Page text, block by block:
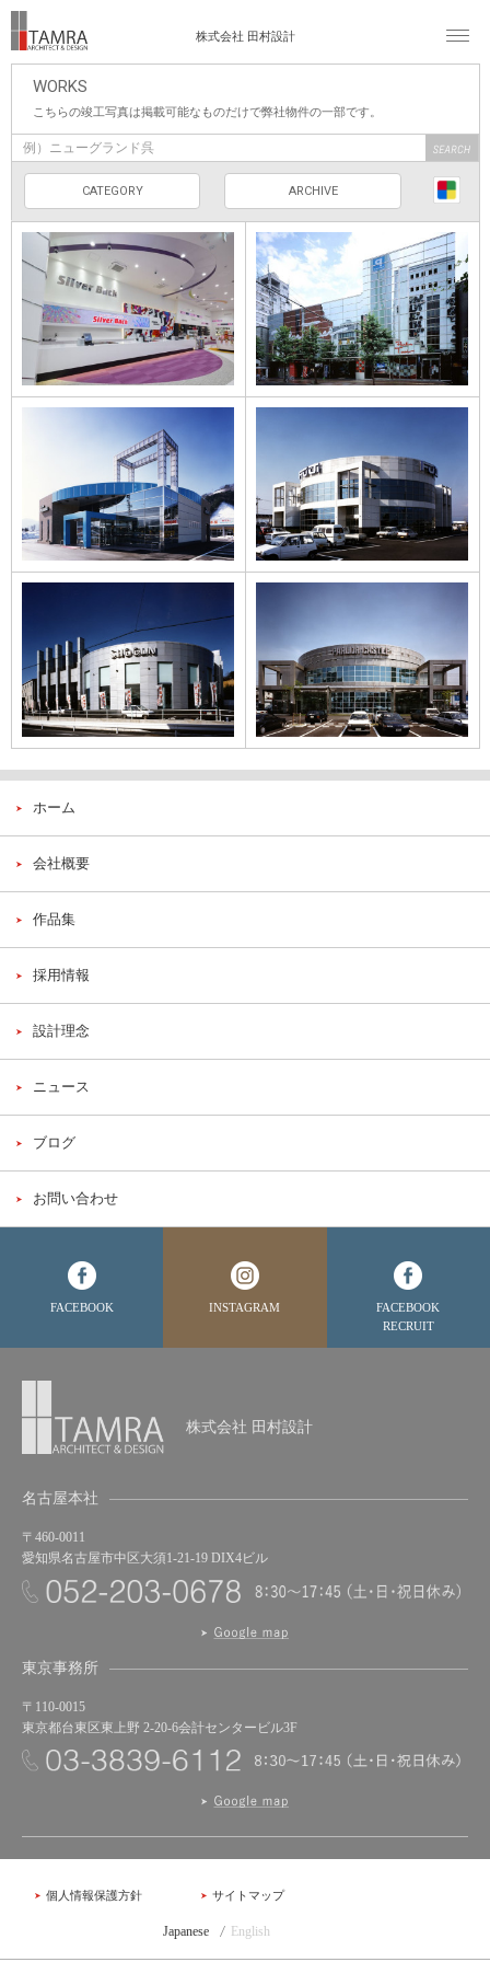
株式会社 田村設計
WORKS
こちらの竣工写真は掲載可能なものだけで弊社物件の一部です。
CATEGORY ARCHIVE
シルバーバック宮
崎昭栄店のインテ
リア
パーラートーエー
３条本店
ニュー文化リバー
サイド店
富士玉垣店
パーラー将軍知多
店
ル
ホーム
会社概要
作品集
採用情報
設計理念
ニュース
ブログ
お問い合わせ
FACEBOOK INSTAGRAM
FACEBOOK
RECRUIT
株式会社 田村設計
名古屋本社
〒460-0011
愛知県名古屋市中区大須1-21-19 DIX4ビル
東京事務所
〒110-0015
東京都台東区東上野 2-20-6会計センタービル3F
個人情報保護方針 サイトマップ
Japanese English